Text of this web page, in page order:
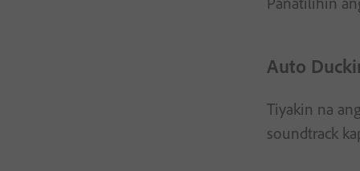
Auto
Tiyakin na
soundtrack